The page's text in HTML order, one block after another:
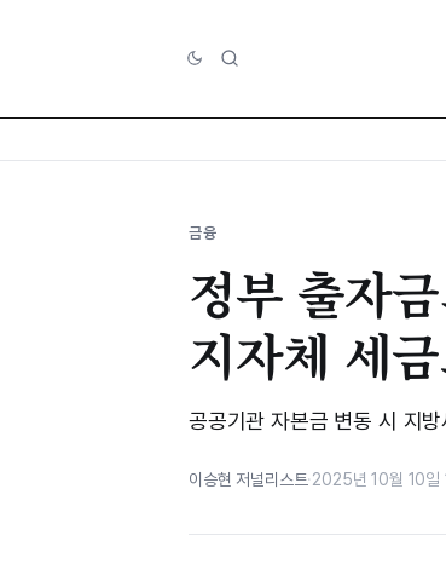
금융
정부 출자
지자체 세
공공기관 자본금 변동 시 지
이승현 저널리스트·2025년 10월 10일